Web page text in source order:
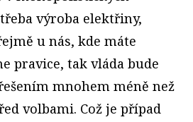
výroba elektřiny,
u nás, kde máte
pravice, tak vláda bude
mnohem méně než
volbami. Což je případ